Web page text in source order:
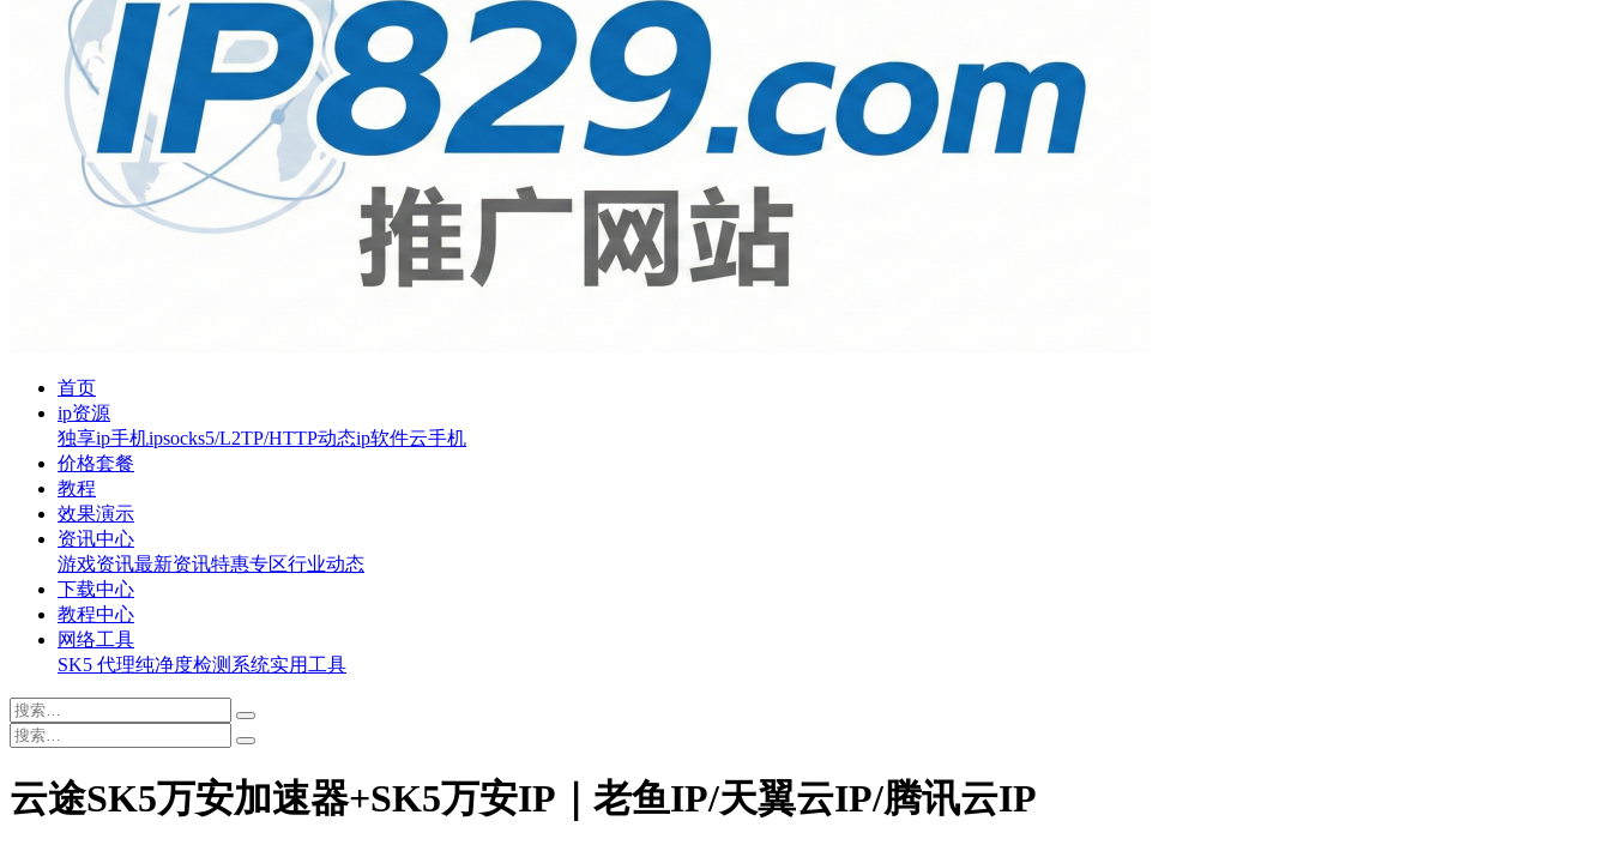
首页
ip资源
独享ip手机ipsocks5/L2TP/HTTP动态ip软件云手机
价格套餐
教程
效果演示
资讯中心
游戏资讯最新资讯特惠专区行业动态
下载中心
教程中心
网络工具
SK5 代理纯净度检测系统实用工具
云途SK5万安加速器+SK5万安IP｜老鱼IP/天翼云IP/腾讯云IP